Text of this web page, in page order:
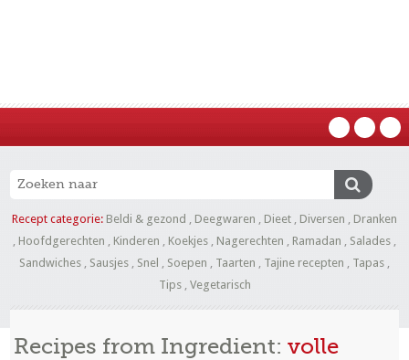
Recept categorie: Beldi & gezond , Deegwaren , Dieet , Diversen , Dranken
, Hoofdgerechten , Kinderen , Koekjes , Nagerechten , Ramadan , Salades ,
Sandwiches , Sausjes , Snel , Soepen , Taarten , Tajine recepten , Tapas ,
Tips, Vegetarisch
Recipes from Ingredient:volle